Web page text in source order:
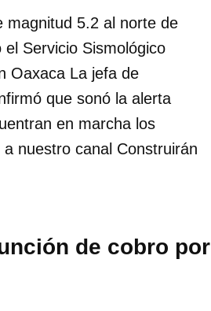
magnitud 5.2 al norte de
Servicio Sismológico
Oaxaca La jefa de
que sonó la alerta
en marcha los
nuestro canal Construirán
de cobro por